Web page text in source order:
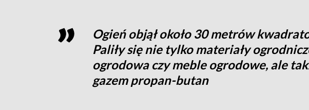
Ogień objął około 30 metrów
Paliły się nie tylko materiały
ogrodowa czy meble ogrodowe, ale
gazem propan-butan